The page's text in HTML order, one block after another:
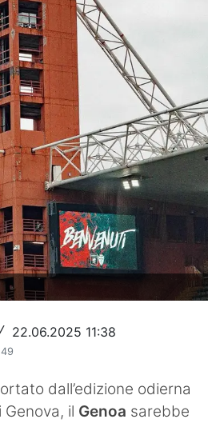
22.06.2025 11:38
dall’edizione odierna
il Genoa sarebbe